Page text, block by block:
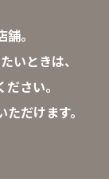
。
いときは、
さい。
だけます。